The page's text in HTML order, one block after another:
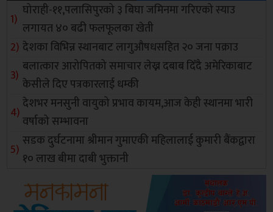
घोराही-११,पलासिपुरको ३ बिघा जमिनमा गरिएको स्याउ
लगायत ४० बढी फलफूलका खेती
देशका विभिन्न स्थानबाट लागुऔषधसहित २० जना पक्राउ
बलात्कार आरोपितको समाचार लेख्न दबाब दिँदै अमेरिकाबाट
केसीले दिए पत्रकारलाई धम्की
देशभर मनसुनी वायुको प्रभाव कायम,आज केही स्थानमा भारी
वर्षाको सम्भावना
सडक दुर्घटनामा श्रीमान गुमाएकी महिलालाई कुमारी बैंकद्वारा
१० लाख बीमा दाबी भुक्तानी